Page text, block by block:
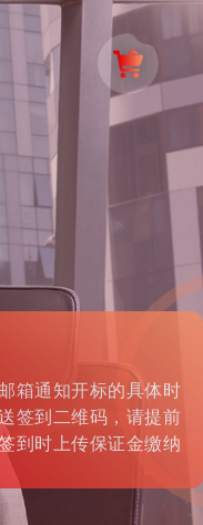
箱通知开标的具体时
签到二维码，请提前
到时上传保证金缴纳